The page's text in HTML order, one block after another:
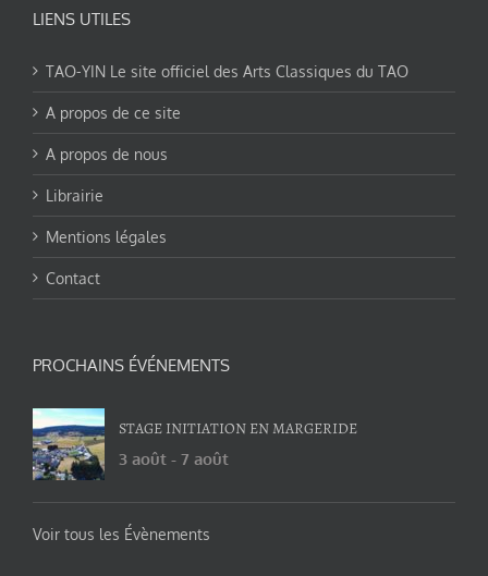
LIENS UTILES
TAO-YIN Le site officiel des Arts Classiques du TAO
A propos de ce site
A propos de nous
Librairie
Mentions légales
Contact
PROCHAINS ÉVÉNEMENTS
STAGE INITIATION EN MARGERIDE
3 août - 7 août
Voir tous les Évènements